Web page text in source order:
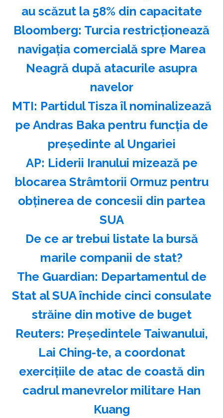
au scăzut la 58% din capacitate
Bloomberg: Turcia restricţionează
navigaţia comercială spre Marea
Neagră după atacurile asupra
navelor
MTI: Partidul Tisza îl nominalizează
pe Andras Baka pentru funcţia de
preşedinte al Ungariei
AP: Liderii Iranului mizează pe
blocarea Strâmtorii Ormuz pentru
obţinerea de concesii din partea
SUA
️De ce ar trebui listate la bursă
marile companii de stat?
The Guardian: Departamentul de
Stat al SUA închide cinci consulate
străine din motive de buget
Reuters: Preşedintele Taiwanului,
Lai Ching-te, a coordonat
exerciţiile de atac de coastă din
cadrul manevrelor militare Han
Kuang